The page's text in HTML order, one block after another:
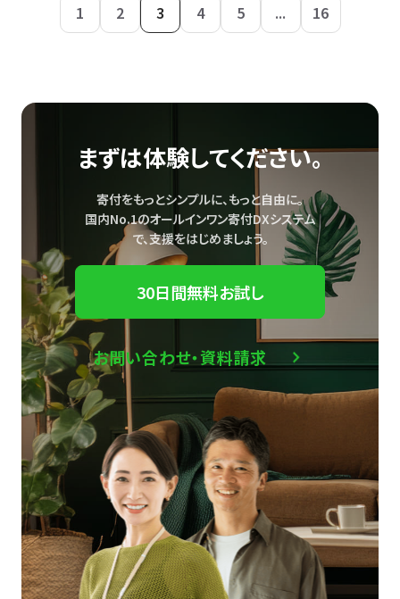
1 2 3 4 5 ... 16
まずは体験してください。
寄付をもっとシンプルに、もっと自由に。
国内No.1のオールインワン寄付DXシステム
で、支援をはじめましょう。
30日間無料お試し
お問い合わせ・資料請求